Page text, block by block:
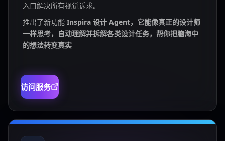
入口解决所有视觉诉求。
推出了新功能 Inspira 设计 Agent，它能像真正的设计师
一样思考，自动理解并拆解各类设计任务，帮你把脑海中
的想法转变真实
访问服务